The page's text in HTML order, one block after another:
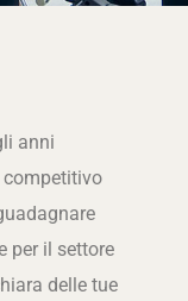
anni
per il settore
delle tue